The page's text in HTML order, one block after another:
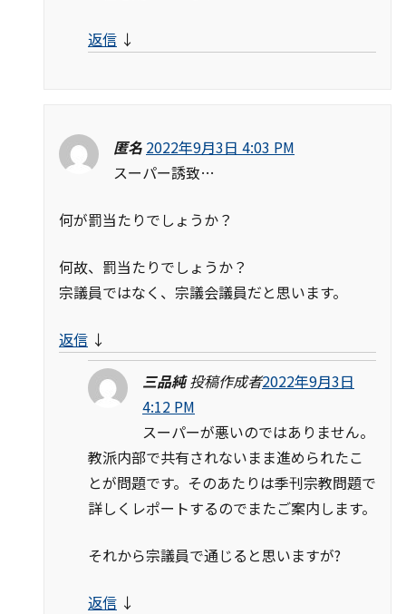
返信 ↓
匿名 2022年9月3日 4:03 PM
スーパー誘致…
何が罰当たりでしょうか？
何故、罰当たりでしょうか？
宗議員ではなく、宗議会議員だと思います。
返信 ↓
三品純 投稿作成者2022年9月3日
4:12 PM
スーパーが悪いのではありません。
教派内部で共有されないまま進められたこ
とが問題です。そのあたりは季刊宗教問題で
詳しくレポートするのでまたご案内します。
それから宗議員で通じると思いますが?
返信 ↓